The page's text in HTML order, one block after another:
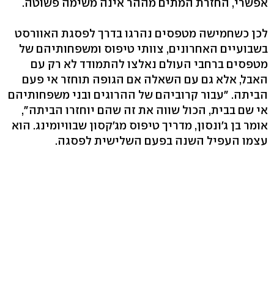
לכן כשחמישה מטפסים נהרגו בדרך לפסגת האוורסט
בשבועיים האחרונים, צוותי טיפוס ומשפחותיהם של
מטפסים ברחבי העולם נאלצו להתמודד לא רק עם
האבל, אלא גם עם השאלה אם הגופה תוחזר אי פעם
הביתה. "עבור קרוביהם של ההרוגים ובני משפחותיהם
אי שם בבית, הכול שווה את זה שהם יוחזרו הביתה",
אומר בן ג'ונסון, מדריך טיפוס מג'קסון שבוויומינג. הוא
עצמו העפיל השנה בפעם השלישית לפסגה.